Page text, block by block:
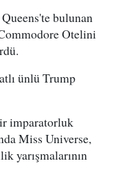
bulunan
Otelini
ünlü Trump
imparatorluk
Miss Universe,
yarışmalarının